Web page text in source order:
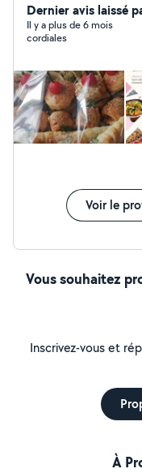
Dernier avis laissé
Il y a plus de 6 mois
cordiales
Voir le
Vous souhaitez
Inscrivez-vous et
À